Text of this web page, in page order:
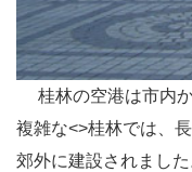
桂林の空港は市内
複雑な<>桂林では、
郊外に建設されまし